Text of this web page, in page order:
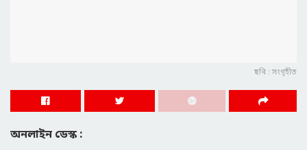
ছবি : সংগৃহীত
অনলাইন ডেস্ক :